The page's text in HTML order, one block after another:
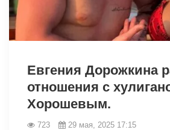
Евгения Дорожкина
отношения с
Хорошевым.
723 29 мая, 2025 17:15